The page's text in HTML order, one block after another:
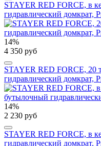
STAYER RED FORCE, в
гидравлический домкрат,
14%
4 350 руб
STAYER RED FORCE, 20
гидравлический домкрат,
14%
2 230 руб
STAYER RED FORCE, в
гидравлический домкрат,